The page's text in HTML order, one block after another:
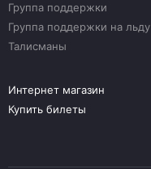
Группа поддержки
Группа поддержки на льду
Талисманы
Интернет магазин
Купить билеты